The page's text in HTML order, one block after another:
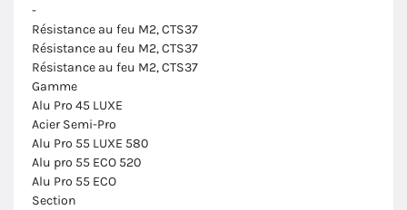
-
Résistance au feu M2, CTS37
Résistance au feu M2, CTS37
Résistance au feu M2, CTS37
Gamme
Alu Pro 45 LUXE
Acier Semi-Pro
Alu Pro 55 LUXE 580
Alu pro 55 ECO 520
Alu Pro 55 ECO
Section